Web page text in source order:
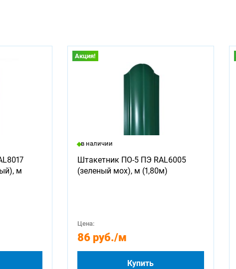
м
Акция!
в наличии
Штакетник ПО-5 ПЭ RAL6005
(зеленый мох), м (1,80м)
Цена:
86 руб./м
Купить